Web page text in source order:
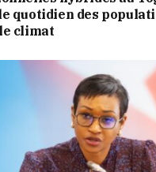
quotidien des
climat